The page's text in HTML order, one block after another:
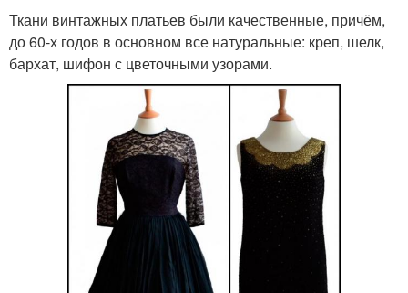
Ткани винтажных платьев были качественные, причём,
до 60-х годов в основном все натуральные: креп, шелк,
бархат, шифон с цветочными узорами.